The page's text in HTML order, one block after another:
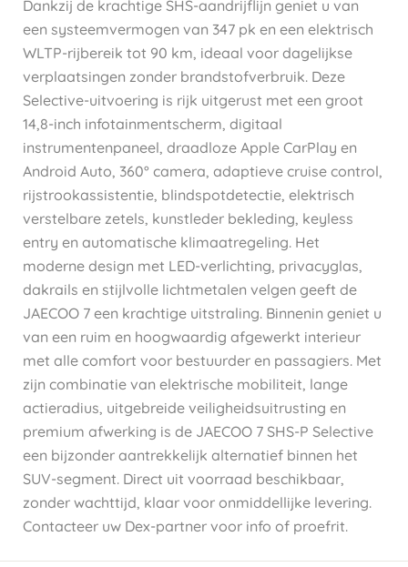
Dankzij de krachtige SHS-aandrijflijn geniet u van
een systeemvermogen van 347 pk en een elektrisch
WLTP-rijbereik tot 90 km, ideaal voor dagelijkse
verplaatsingen zonder brandstofverbruik. Deze
Selective-uitvoering is rijk uitgerust met een groot
14,8-inch infotainmentscherm, digitaal
instrumentenpaneel, draadloze Apple CarPlay en
Android Auto, 360° camera, adaptieve cruise control,
rijstrookassistentie, blindspotdetectie, elektrisch
verstelbare zetels, kunstleder bekleding, keyless
entry en automatische klimaatregeling. Het
moderne design met LED-verlichting, privacyglas,
dakrails en stijlvolle lichtmetalen velgen geeft de
JAECOO 7 een krachtige uitstraling. Binnenin geniet u
van een ruim en hoogwaardig afgewerkt interieur
met alle comfort voor bestuurder en passagiers. Met
zijn combinatie van elektrische mobiliteit, lange
actieradius, uitgebreide veiligheidsuitrusting en
premium afwerking is de JAECOO 7 SHS-P Selective
een bijzonder aantrekkelijk alternatief binnen het
SUV-segment. Direct uit voorraad beschikbaar,
zonder wachttijd, klaar voor onmiddellijke levering.
Contacteer uw Dex-partner voor info of proefrit.